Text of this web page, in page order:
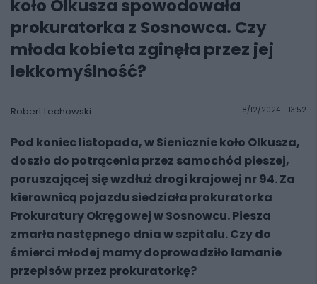
koło Olkusza spowodowała
prokuratorka z Sosnowca. Czy
młoda kobieta zginęła przez jej
lekkomyślność?
Robert Lechowski 18/12/2024 - 13:52
Pod koniec listopada, w Sienicznie koło Olkusza,
doszło do potrącenia przez samochód pieszej,
poruszającej się wzdłuż drogi krajowej nr 94. Za
kierownicą pojazdu siedziała prokuratorka
Prokuratury Okręgowej w Sosnowcu. Piesza
zmarła następnego dnia w szpitalu. Czy do
śmierci młodej mamy doprowadziło łamanie
przepisów przez prokuratorkę?